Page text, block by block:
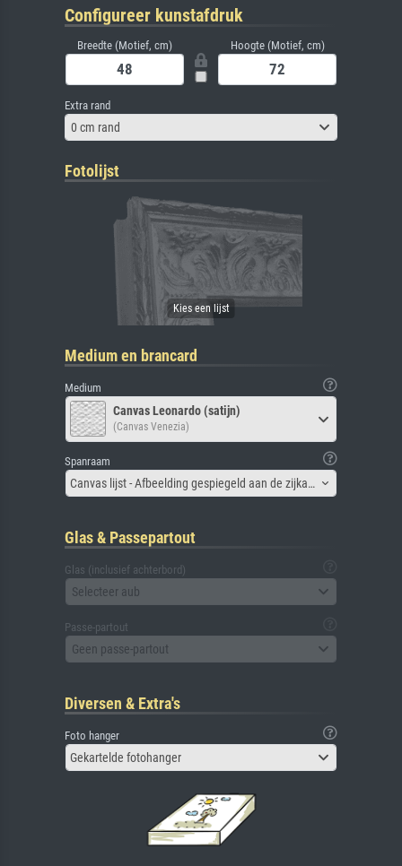
Configureer kunstafdruk
Breedte (Motief, cm) Hoogte (Motief, cm)
Extra rand
0 cm rand
Fotolijst
Medium en brancard
Medium
Canvas Leonardo (satijn)
(Canvas Venezia)
Spanraam
Canvas lijst - Afbeelding gespiegeld aan de zijkant
Glas & Passepartout
Glas (inclusief achterbord)
Selecteer aub
Passe-partout
Geen passe-partout
Diversen & Extra's
Foto hanger
Gekartelde fotohanger